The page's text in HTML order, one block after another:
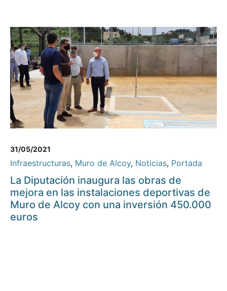
31/05/2021
Infraestructuras, Muro de Alcoy, Noticias, Portada
La Diputación inaugura las obras de
mejora en las instalaciones deportivas de
Muro de Alcoy con una inversión 450.000
euros